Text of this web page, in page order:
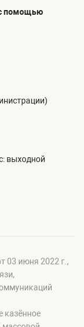
помощью
выходной
03 июня 2022 г.,
казённое